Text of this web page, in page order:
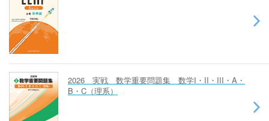
2026 実戦 数学重要問題集 数学I・II・III・A・
B・C（理系）